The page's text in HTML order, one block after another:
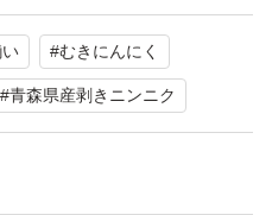
願いします。
ままチャック付きビニール
くと、長く保存できます
#むきにんにく
#青森県産剥きニンニク